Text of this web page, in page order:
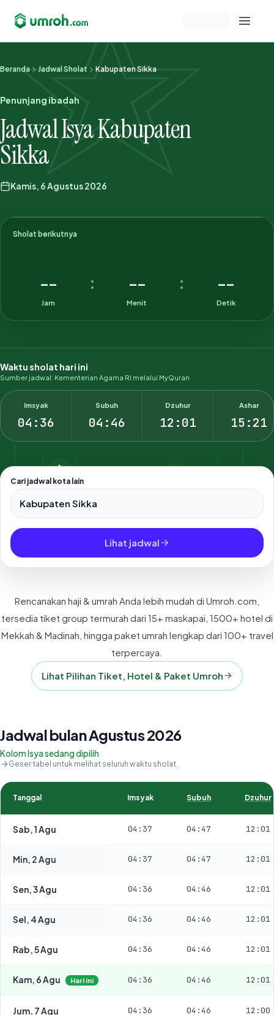
Memeriksa sesi akun
Beranda Jadwal Sholat Kabupaten Sikka
Penunjang ibadah
Jadwal Isya Kabupaten
Sikka
Kamis, 6 Agustus 2026
Sholat berikutnya
--
Jam
: --
Menit
: --
Detik
Waktu sholat hari ini
Sumber jadwal: Kementerian Agama RI melalui MyQuran
Imsyak
04:36
Subuh
04:46
Dzuhur
12:01
Ashar
15:21
Cari jadwal kota lain
Pilih salah satu dari 500+ kota dan kabupaten di Indonesia.
Lihat jadwal
Rencanakan haji & umrah Anda lebih mudah di Umroh.com,
tersedia tiket group termurah dari 15+ maskapai, 1500+ hotel di
Mekkah & Madinah, hingga paket umrah lengkap dari 100+ travel
terpercaya.
Lihat Pilihan Tiket, Hotel & Paket Umroh
Jadwal bulan Agustus 2026
Kolom Isya sedang dipilih
Geser tabel untuk melihat seluruh waktu sholat.
Tanggal Imsyak Subuh Dzuhur
Sab, 1 Agu 04:37 04:47 12:01
Min, 2 Agu 04:37 04:47 12:01
Sen, 3 Agu 04:36 04:46 12:01
Sel, 4 Agu 04:36 04:46 12:01
Rab, 5 Agu 04:36 04:46 12:01
Kam, 6 Agu Hari ini 04:36 04:46 12:01
Jum, 7 Agu 04:36 04:46 12:00